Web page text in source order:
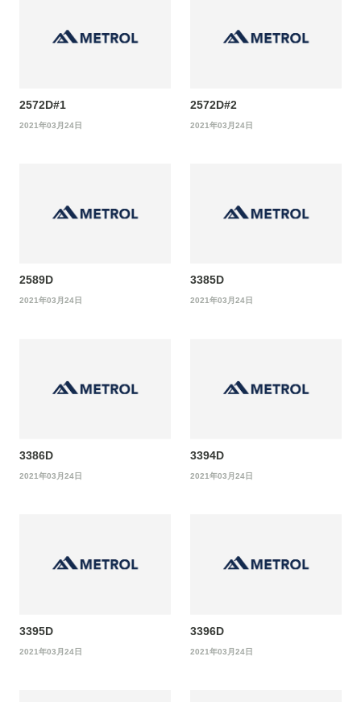
2572D#1
2021年03月24日
2572D#2
2021年03月24日
2589D
2021年03月24日
3385D
2021年03月24日
3386D
2021年03月24日
3394D
2021年03月24日
3395D
2021年03月24日
3396D
2021年03月24日